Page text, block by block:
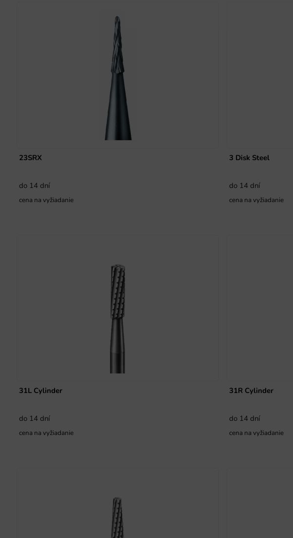
23SRX
do 14 dní
cena na vyžiadanie
3 Disk Steel
do 14 dní
cena na vyžiadanie
31L Cylinder
do 14 dní
cena na vyžiadanie
31R Cylinder
do 14 dní
cena na vyžiadanie